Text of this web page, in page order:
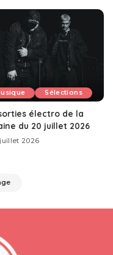
Sélections
électro de la
du 20 juillet 2026
2026